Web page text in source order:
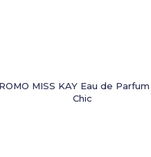
MISS KAY Eau de
Chic